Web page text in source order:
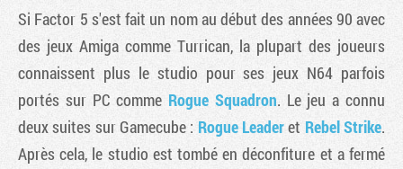
Si Factor 5 s'est fait un nom au début des années 90 avec
des jeux Amiga comme Turrican, la plupart des joueurs
connaissent plus le studio pour ses jeux N64 parfois
portés sur PC comme Rogue Squadron. Le jeu a connu
deux suites sur Gamecube : Rogue Leaderet Rebel Strike.
Après cela, le studio est tombé en déconfiture et a fermé
Tribune